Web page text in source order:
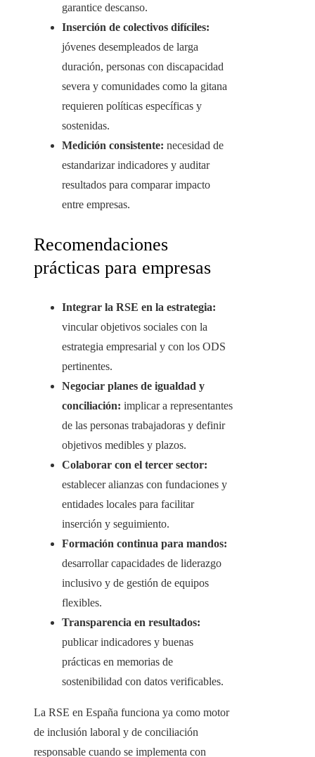
garantice descanso.
Inserción de colectivos difíciles:
jóvenes desempleados de larga
duración, personas con discapacidad
severa y comunidades como la gitana
requieren políticas específicas y
sostenidas.
Medición consistente: necesidad de
estandarizar indicadores y auditar
resultados para comparar impacto
entre empresas.
Recomendaciones
prácticas para empresas
Integrar la RSE en la estrategia:
vincular objetivos sociales con la
estrategia empresarial y con los ODS
pertinentes.
Negociar planes de igualdad y
conciliación: implicar a representantes
de las personas trabajadoras y definir
objetivos medibles y plazos.
Colaborar con el tercer sector:
establecer alianzas con fundaciones y
entidades locales para facilitar
inserción y seguimiento.
Formación continua para mandos:
desarrollar capacidades de liderazgo
inclusivo y de gestión de equipos
flexibles.
Transparencia en resultados:
publicar indicadores y buenas
prácticas en memorias de
sostenibilidad con datos verificables.
La RSE en España funciona ya como motor
de inclusión laboral y de conciliación
responsable cuando se implementa con